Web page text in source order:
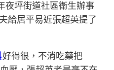
夜坪街道社區衛生辦事
給居平易近張超英提了
好得很，不消吃藥把